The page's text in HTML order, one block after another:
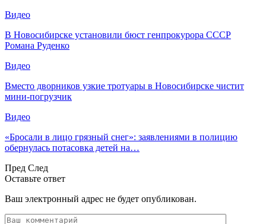
Видео
В Новосибирске установили бюст генпрокурора СССР
Романа Руденко
Видео
Вместо дворников узкие тротуары в Новосибирске чистит
мини-погрузчик
Видео
«Бросали в лицо грязный снег»: заявлениями в полицию
обернулась потасовка детей на…
Пред След
Оставьте ответ
Ваш электронный адрес не будет опубликован.